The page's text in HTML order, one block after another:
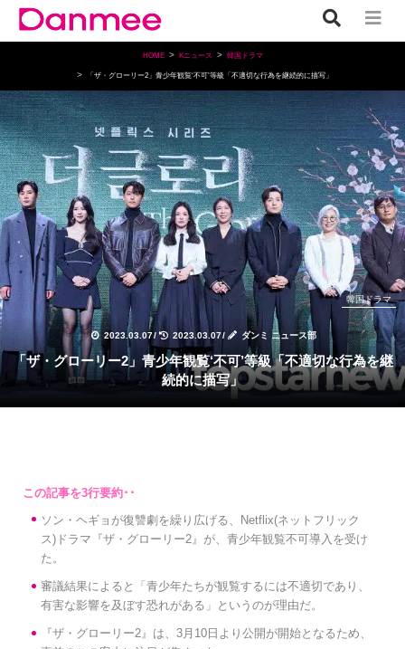
HOME Kニュース 韓国ドラマ
「ザ・グローリー2」青少年観覧‘不可’等級「不適切な行為を継続的に描写」
2023.03.07/ 2023.03.07/ ダンミ ニュース部
韓国ドラマ
「ザ・グローリー2」青少年観覧‘不可’等級「不適切な行為を継
続的に描写」
ソン・ヘギョが復讐劇を繰り広げる、Netflix(ネットフリック
ス)ドラマ『ザ・グローリー2』が、青少年観覧不可導入を受け
た。
審議結果によると「青少年たちが観覧するには不適切であり、
有害な影響を及ぼす恐れがある」というのが理由だ。
『ザ・グローリー2』は、3月10日より公開が開始となるため、